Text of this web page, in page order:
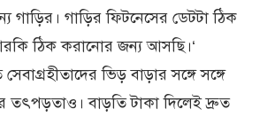
গাড়ির। গাড়ির ফিটনেসের ডেটটা ঠিক
ঠিক করানোর জন্য আসছি।‘
ভিড় বাড়ার সঙ্গে সঙ্গে
তৎপড়তাও। বাড়তি টাকা দিলেই দ্রুত